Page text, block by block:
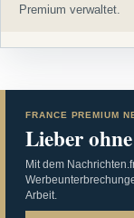
Premium verwaltet.
FRANCE PREMIUM
Lieber
Mit dem
Arbeit.